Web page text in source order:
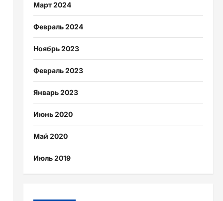
Март 2024
Февраль 2024
Ноябрь 2023
Февраль 2023
Январь 2023
Июнь 2020
Май 2020
Июль 2019